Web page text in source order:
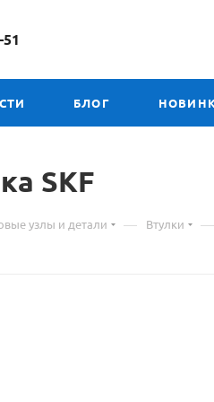
БЛОГ
Материал
о
SKF
узлы и детали — Втулки —